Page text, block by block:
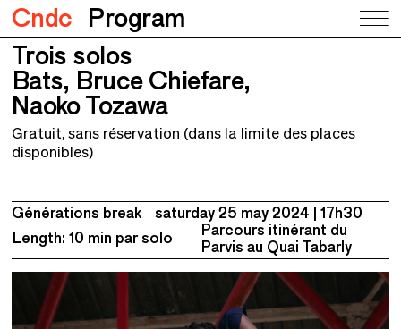
Cndc Program
Trois solos
Bats, Bruce Chiefare, Naoko Tozawa
Trois solos
Bats, Bruce Chiefare,
Naoko Tozawa
Gratuit, sans réservation (dans la limite des places
disponibles)
Générations break saturday 25 may 2024
17h30
Length: 10 min par solo
Parcours itinérant du
Parvis au Quai Tabarly